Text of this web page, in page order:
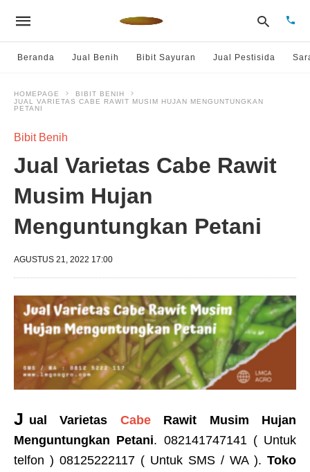
Beranda Jual Benih Bibit Sayuran Jual Pestisida
HOMEPAGE
BIBIT BENIH
JUAL VARIETAS CABE RAWIT MUSIM HUJAN MENGUNTUNGKAN
PETANI
Bibit Benih
Jual Varietas Cabe Rawit
Musim Hujan
Menguntungkan Petani
AGUSTUS 21, 2022 17:00
J ual Varietas CabeRawit Musim Hujan
Menguntungkan Petani. 082141747141 ( Untuk
telfon ) 08125222117 ( Untuk SMS / WA ). Toko